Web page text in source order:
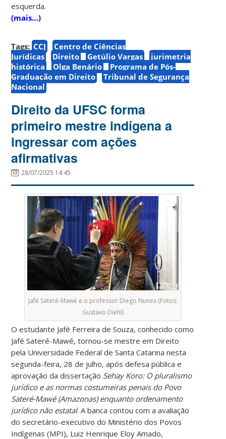
esquerda.
(mais…)
Tags: CCJ
Centro de Ciências
Jurídicas
Direito Getúlio Vargas
jurimetria
histórica
Olga Benário
Programa de Pós-
Graduação em Direito
Tribunal de Segurança
Nacional
Direito da UFSC forma
primeiro mestre indígena a
ingressar com ações
afirmativas
28/07/2025 14:45
Jafé Sateré-Mawé e o professor Diego Nunes (Fotos:
Gustavo Diehl)
O estudante Jafé Ferreira de Souza, conhecido como
Jafé Sateré-Mawé, tornou-se mestre em Direito
pela Universidade Federal de Santa Catarina nesta
segunda-feira, 28 de julho, após defesa pública e
aprovação da dissertação Sehay Koro: O pluralismo
jurídico e as normas costumeiras penais do Povo
Sateré-Mawé (Amazonas) enquanto ordenamento
jurídico não estatal. A banca contou com a avaliação
do secretário-executivo do Ministério dos Povos
Indígenas (MPI), Luiz Henrique Eloy Amado,